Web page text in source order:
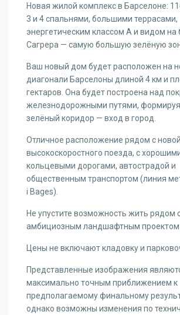
Новая жилой комплекс в Барселоне:
3 и 4 спальнями, большими террасами,
энергетическим классом A и видом
Сагрера — самую большую зелёную
Ваш новый дом будет расположен на
диагонали Барселоны длиной 4 км и
гектаров. Она будет построена над
железнодорожными путями,
зелёный коридор — вход в город.
Отличное расположение рядом с
высокоскоростного поезда, с
кольцевыми дорогами, автострадой и
общественным транспортом (линия
i Bages).
Не упустите возможность жить рядом
амбициозным ландшафтным проектом
Цены не включают кладовку и
Представленные изображения
максимально точным приближением к
предполагаемому финальному
однако возможны изменения по